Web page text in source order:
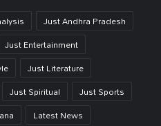
Just Andhra Pradesh
Just Entertainment
Just Literature
Just Spiritual
Just Sports
Latest News